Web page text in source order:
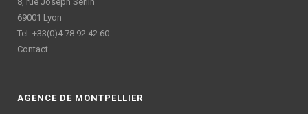
69001 Lyon
Tel: +33(0)4 78 92 42 60
Contact
AGENCE DE MONTPELLIER